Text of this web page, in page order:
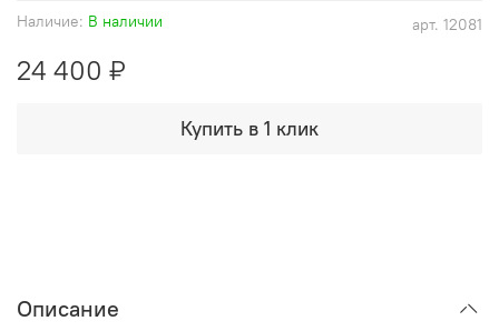
арт. 12081
Наличие: В наличии
24 400 ₽
Купить в 1 клик
Описание